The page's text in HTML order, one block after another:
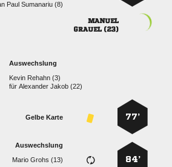
  

 
Auswechslung
  
für  
77’
Gelbe Karte
84’
Auswechslung
  